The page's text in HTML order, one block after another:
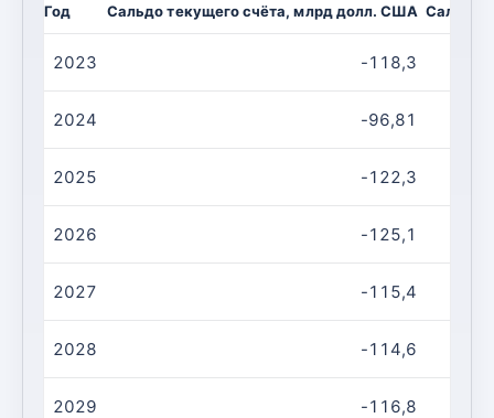
Год Сальдо текущего счёта, млрд долл. США Сальдо
2023 -118,3
2024 -96,81
2025 -122,3
2026 -125,1
2027 -115,4
2028 -114,6
2029 -116,8